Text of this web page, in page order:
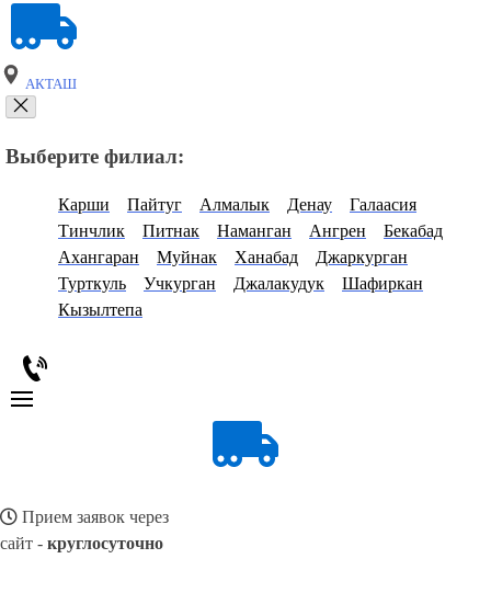
АКТАШ
Выберите филиал:
Карши Пайтуг Алмалык Денау
Галаасия
Тинчлик
Питнак Наманган Ангрен
Бекабад
Ахангаран
Муйнак Ханабад
Джаркурган
Турткуль
Учкурган Джалакудук
Шафиркан
Кызылтепа
Прием заявок через
сайт - круглосуточно